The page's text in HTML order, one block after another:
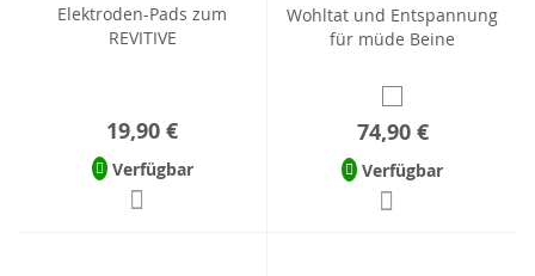
Elektroden-Pads zum
REVITIVE
19,90 €
Verfügbar
Wohltat und Entspannung
für müde Beine
74,90 €
Verfügbar